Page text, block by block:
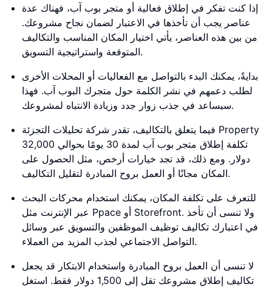
إذا كنت تفكر في إطلاق فعالية أو متجر بوب آب، فهناك عدة
عناصر يجب أن تأخذها في الاعتبار لضمان نجاح مشروعك.
من بين هذه العناصر، يأتي اختيار المكان المناسب والتكاليف
المتوقعة واستراتيجية التسويق.
بدايةً، يمكنك البدء بالتواصل مع الفعاليات أو المحلات الأخرى
لطلب دعمهم في نشر الكلمة حول متجرك البوب آب. فهذا
سيساعد في جذب زوار جدد وزيادة الانتباه لمشروعك.
فيما يتعلق بالتكاليف، تقدر شركة تحليلات التجزئة Property
تكلفة إطلاق متجر بوب آب لمدة 30 يومًا بحوالي 32,000
دولار. ومع ذلك، قد تجد خيارات أرخص، مثل الحصول على
المكان مجانًا أو العمل بروح المبادرة لتقليل التكاليف.
للتعرف على تكلفة المكان، يمكنك استخدام محركات البحث
عبر الإنترنت مثل Ppace أو Storefront. ولا تنسى أن تأخذ
في اعتبارك تكاليف توظيف الموظفين والتسويق عبر وسائل
التواصل الاجتماعي لجذب المزيد من العملاء.
لا تنسى أن العمل بروح المبادرة واستخدام الابتكار قد يجعل
تكاليف إطلاق مشروعك تقل إلى 1,500 دولار فقط. استغل